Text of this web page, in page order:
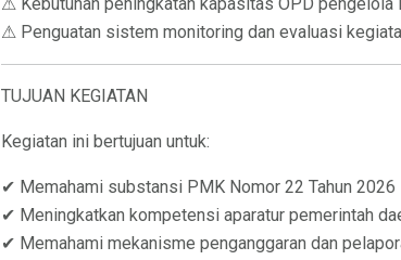
⚠ Penguatan sistem monitoring dan evaluasi
TUJUAN KEGIATAN
Kegiatan ini bertujuan untuk:
✔ Memahami substansi PMK Nomor 22 Tahun 2026
✔ Meningkatkan kompetensi aparatur pemerintah
✔ Memahami mekanisme penganggaran dan